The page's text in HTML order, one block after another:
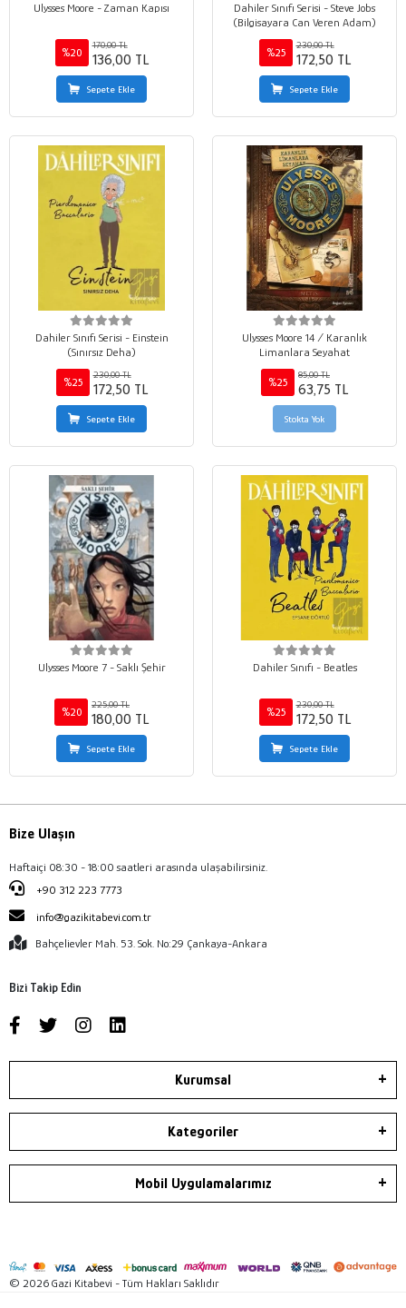
Ulysses Moore - Zaman Kapısı
%20
170,00 TL
136,00 TL
Sepete Ekle
Dahiler Sınıfı Serisi - Steve Jobs
(Bilgisayara Can Veren Adam)
%25
230,00 TL
172,50 TL
Sepete Ekle
Dahiler Sınıfı Serisi - Einstein
(Sınırsız Deha)
%25
230,00 TL
172,50 TL
Sepete Ekle
Ulysses Moore 14 / Karanlık
Limanlara Seyahat
%25
85,00 TL
63,75 TL
Stokta Yok
Ulysses Moore 7 - Saklı Şehir
%20
225,00 TL
180,00 TL
Sepete Ekle
Dahiler Sınıfı - Beatles
%25
230,00 TL
172,50 TL
Sepete Ekle
Bize Ulaşın
Haftaiçi 08:30 - 18:00 saatleri arasında ulaşabilirsiniz.
+90 312 223 7773
info@gazikitabevi.com.tr
Bahçelievler Mah. 53. Sok. No:29 Çankaya-Ankara
Bizi Takip Edin
Kurumsal
Kategoriler
Mobil Uygulamalarımız
© 2026 Gazi Kitabevi - Tüm Hakları Saklıdır